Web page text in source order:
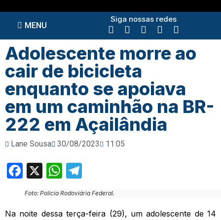
MENU
Siga nossas redes
Adolescente morre ao
cair de bicicleta
enquanto se apoiava
em um caminhão na BR-
222 em Açailândia
Lane Sousa 30/08/2023 11:05
Facebook
X WhatsApp
Foto: Polícia Rodoviária Federal.
Na noite dessa terça-feira (29), um adolescente de 14